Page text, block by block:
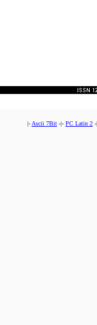
|- Ascii 7Bit -|- PC Latin 2